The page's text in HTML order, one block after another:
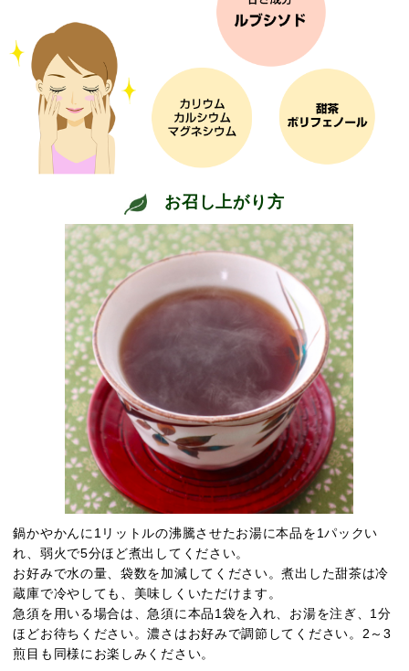
お召し上がり方
鍋かやかんに1リットルの沸騰させたお湯に本品を1パックい
れ、弱火で5分ほど煮出してください。
お好みで水の量、袋数を加減してください。煮出した甜茶は冷
蔵庫で冷やしても、美味しくいただけます。
急須を用いる場合は、急須に本品1袋を入れ、お湯を注ぎ、1分
ほどお待ちください。濃さはお好みで調節してください。2～3
煎目も同様にお楽しみください。